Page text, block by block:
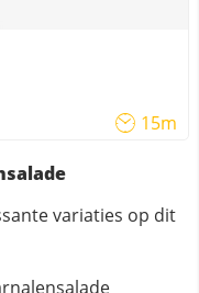
15m
variaties op dit